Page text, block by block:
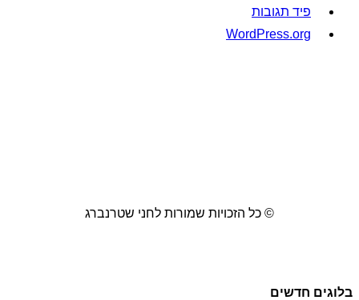
פיד תגובות
WordPress.org
© כל הזכויות שמורות לחני שטרנברג
בלוגים חדשים